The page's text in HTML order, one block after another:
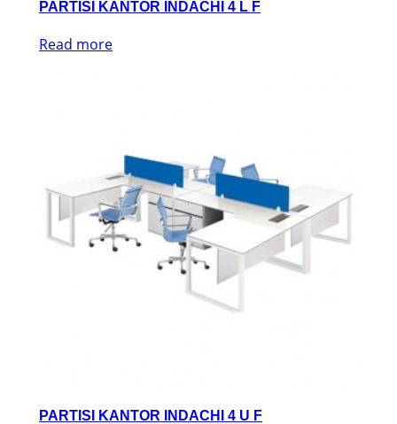
PARTISI KANTOR INDACHI 4 L F
Read more
PARTISI KANTOR INDACHI 4 U F